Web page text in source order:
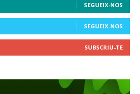
SEGUEIX-NOS
SEGUEIX-NOS
SUBSCRIU-TE